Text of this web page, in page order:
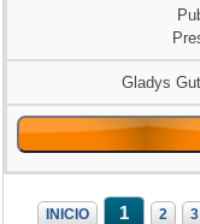
Gladys
INICIO 1 2 3